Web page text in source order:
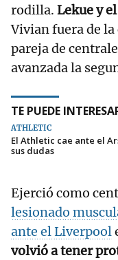
rodilla. Lekue y
Vivian fuera de
pareja de
avanzada la
TE PUEDE
ATHLETIC
El Athletic cae ante el
sus dudas
Ejerció como
lesionado
ante el Liverpool
volvió a tener